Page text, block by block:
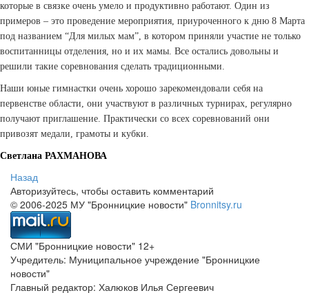
которые в связке очень умело и продуктивно работают. Один из
примеров – это проведение мероприятия, приуроченного к дню 8 Марта
под названием “Для милых мам”, в котором приняли участие не только
воспитанницы отделения, но и их мамы. Все остались довольны и
решили такие соревнования сделать традиционными.
Наши юные гимнастки очень хорошо зарекомендовали себя на
первенстве области, они участвуют в различных турнирах, регулярно
получают приглашение. Практически со всех соревнований они
привозят медали, грамоты и кубки.
Светлана РАХМАНОВА
Назад
Авторизуйтесь, чтобы оставить комментарий
© 2006-2025 МУ "Бронницкие новости" Bronnitsy.ru
СМИ "Бронницкие новости" 12+
Учредитель: Муниципальное учреждение "Бронницкие
новости"
Главный редактор: Халюков Илья Сергеевич